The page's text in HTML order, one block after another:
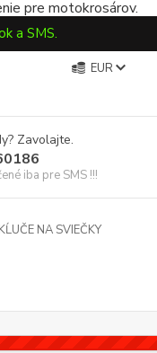
pre motokrosárov.
a SMS.
EUR
Zavolajte.
iba pre SMS !!!
KĹUČE NA SVIEČKY